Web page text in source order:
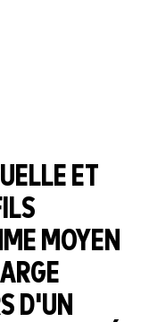
ET
MOYEN
D'UN